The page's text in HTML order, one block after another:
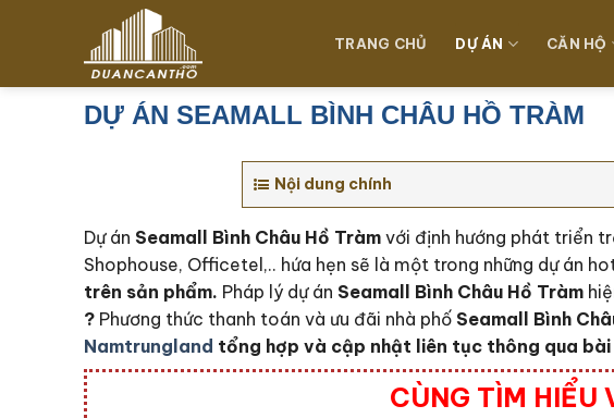
dung
TRANG CHỦ DỰ ÁN CĂN HỘ
DỰ ÁN SEAMALL BÌNH CHÂU HỒ TRÀM
Nội dung chính
Dự án Seamall Bình Châu Hồ Tràm với định hướng phát triển
Shophouse, Officetel,.. hứa hẹn sẽ là một trong những dự án
trên sản phẩm. Pháp lý dự án Seamall Bình Châu Hồ Tràm
? Phương thức thanh toán và ưu đãi nhà phố Seamall Bình
Namtrungland tổng hợp và cập nhật liên tục thông qua
CÙNG TÌM HIỂU